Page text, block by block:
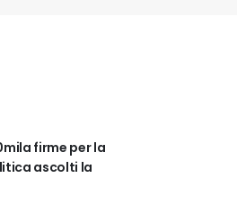
firme per la
ascolti la